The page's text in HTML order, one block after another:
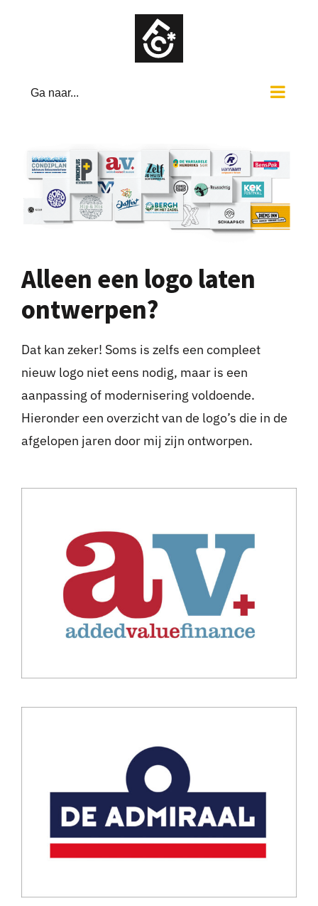
Ga naar...
Alleen een logo laten
ontwerpen?
Dat kan zeker! Soms is zelfs een compleet
nieuw logo niet eens nodig, maar is een
aanpassing of modernisering voldoende.
Hieronder een overzicht van de logo’s die in de
afgelopen jaren door mij zijn ontworpen.